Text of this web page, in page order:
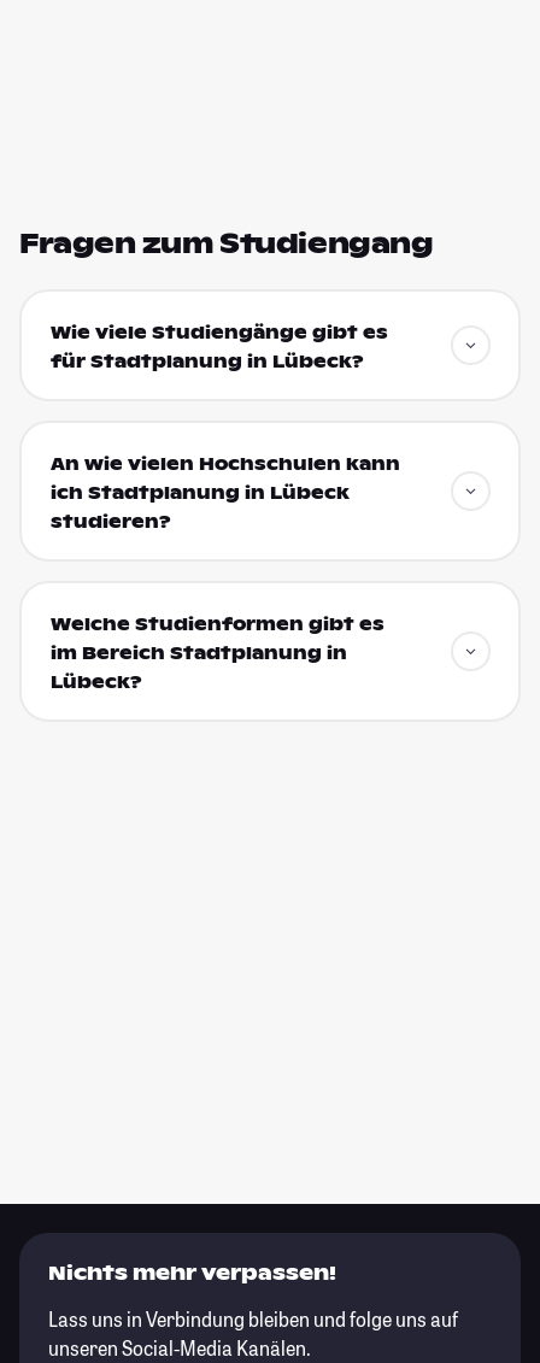
Fragen zum Studiengang
Wie viele Studiengänge gibt es
für Stadtplanung in Lübeck?
An wie vielen Hochschulen kann
ich Stadtplanung in Lübeck
studieren?
Welche Studienformen gibt es
im Bereich Stadtplanung in
Lübeck?
Nichts mehr verpassen!
Lass uns in Verbindung bleiben und folge uns auf
unseren Social-Media Kanälen.